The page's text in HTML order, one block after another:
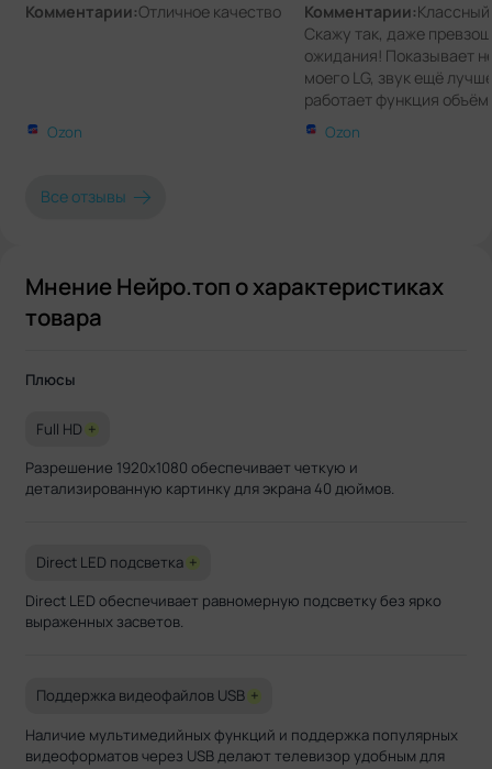
Комментарии:Отличное качество
Ozon
Комментарии:Классный
Скажу так, даже
ожидания! Показывает
моего LG, звук ещё
работает функция
Подробные настройки
звука! Не тупит, не
Ozon
Все отзывы
Мнение Нейро.топ о характеристиках
товара
Плюсы
Full HD +
Разрешение 1920x1080 обеспечивает четкую и
детализированную картинку для экрана 40 дюймов.
Direct LED подсветка +
Direct LED обеспечивает равномерную подсветку без ярко
выраженных засветов.
Поддержка видеофайлов USB +
Наличие мультимедийных функций и поддержка популярных
видеоформатов через USB делают телевизор удобным для